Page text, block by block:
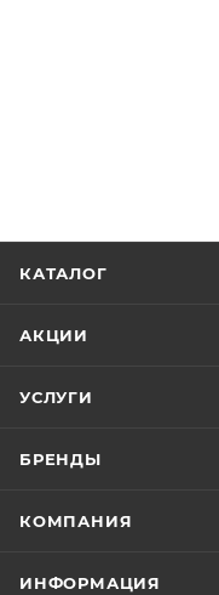
КАТАЛОГ
АКЦИИ
УСЛУГИ
БРЕНДЫ
КОМПАНИЯ
ИНФОРМАЦИЯ